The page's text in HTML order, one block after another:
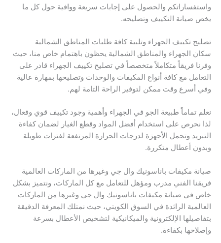
واستفساراتكم والحصول على إجابات سريعة ووافية حول كل ما
يخص صيانة التكييف وتصليحه.
تصليح تكييف الجهراء وتلبية كافة طلبات المناطق الشمالية
سكان الجهراء والمناطق الشمالية يحظون باهتمام خاص منا، حيث
وفرنا فريقاً متكاملاً متخصصاً في تصليح تكييف الجهراء قادر على
التعامل مع كافة أنواع المكيفات والوحدات وتصليحها بمهارة عالية
وفي أسرع وقت ممكن لتوفير الراحة التامة لهم.
نعلم تماماً طبيعة الجو في الجهراء وأهمية وجود تكييف قوي وفعال،
لذا نحرص على استخدام أفضل المواد وقطع الغيار لضمان كفاءة
التبريد وتحمل الأجهزة لدرجات الحرارة المرتفعة لفترات طويلة
وبدون أعطال متكررة.
صيانة مكيفات باناسونيك وال جي وغيرها من الماركات العالمية
فريقنا الفني مدرب ومؤهل للتعامل مع كل الماركات، ونتميز بشكل
خاص في صيانة مكيفات باناسونيك وال جي وغيرها من الماركات
العالمية الرائدة في السوق الكويتي، حيث نمتلك المعرفة الدقيقة
بتفاصيلها الإلكترونية والميكانيكية لتشخيص الأعطال بسرعة
وإصلاحها بكفاءة.